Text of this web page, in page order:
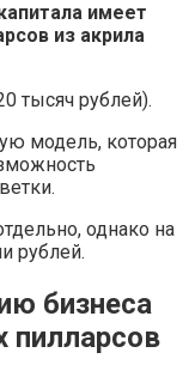
имеет
из акрила
тысяч рублей).
модель, которая
однако на
рублей.
бизнеса
пилларсов